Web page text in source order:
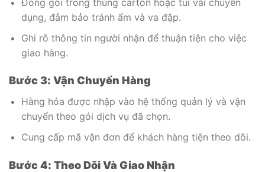
Đóng gói trong thùng carton hoặc túi vải chuyên
dụng, đảm bảo tránh ẩm và va đập.
Ghi rõ thông tin người nhận để thuận tiện cho việc
giao hàng.
Bước 3: Vận Chuyển Hàng
Hàng hóa được nhập vào hệ thống quản lý và vận
chuyển theo gói dịch vụ đã chọn.
Cung cấp mã vận đơn để khách hàng tiện theo dõi.
Bước 4: Theo Dõi Và Giao Nhận